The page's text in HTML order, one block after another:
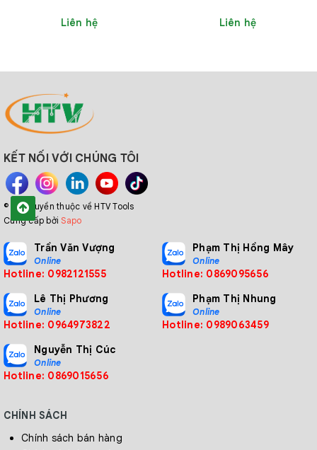
20 3
DL1003
DL1004 40 19.4
05
45 30 5 10
DL1005-
06
30 6
DL1005-
Liên hệ Liên hệ
KẾT NỐI VỚI CHÚNG TÔI
© Bản quyền thuộc về HTV Tools
Cung cấp bởiSapo
Trần Văn Vượng
Online
Hotline: 0982121555
Phạm Thị Hồng Mây
Online
Hotline: 0869095656
Lê Thị Phương
Online
Hotline: 0964973822
Phạm Thị Nhung
Online
Hotline: 0989063459
Nguyễn Thị Cúc
Online
Hotline: 0869015656
CHÍNH SÁCH
Chính sách bán hàng